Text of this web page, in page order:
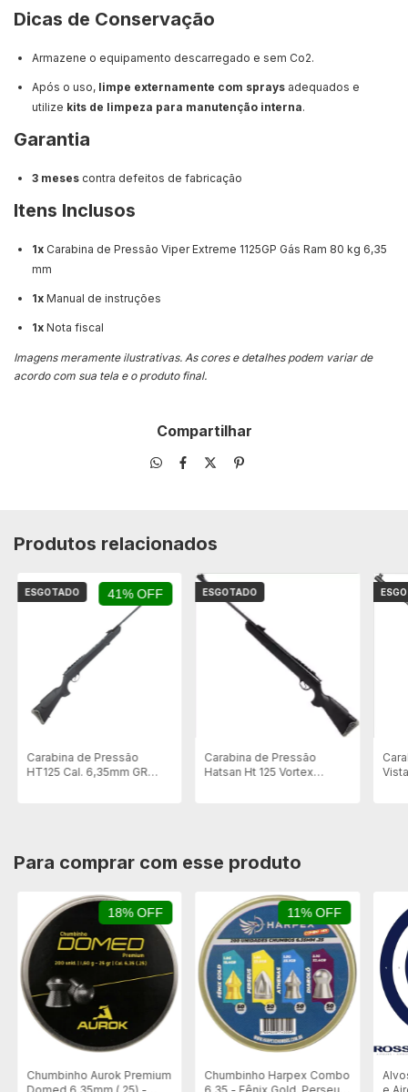
Dicas de Conservação
Armazene o equipamento descarregado e sem Co2.
Após o uso, limpe externamente com sprays adequados e
utilize kits de limpeza para manutenção interna.
Garantia
3 meses contra defeitos de fabricação
Itens Inclusos
1x Carabina de Pressão Viper Extreme 1125GP Gás Ram 80 kg 6,35
mm
1x Manual de instruções
1x Nota fiscal
Imagens meramente ilustrativas. As cores e detalhes podem variar de
acordo com sua tela e o produto final.
Compartilhar
Produtos relacionados
41% OFF
ESGOTADO
Carabina de Pressão
HT125 Cal. 6,35mm GR
ESGOTADO
Carabina de Pressão
Hatsan Ht 125 Vortex
Para comprar com esse produto
18% OFF
Chumbinho Aurok Premium
11% OFF
Chumbinho Harpex Combo